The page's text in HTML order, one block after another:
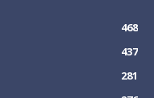
468
437
281